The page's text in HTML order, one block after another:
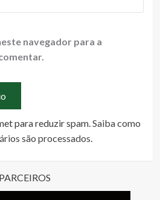
navegador para a
para reduzir spam.Saiba como
são processados.
PARCEIROS